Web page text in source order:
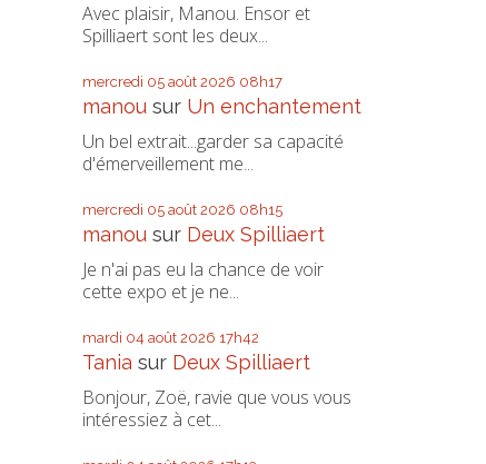
Avec plaisir, Manou. Ensor et
Spilliaert sont les deux...
mercredi 05 août 2026 08h17
manousur Un enchantement
Un bel extrait...garder sa capacité
d'émerveillement me...
mercredi 05 août 2026 08h15
manousur Deux Spilliaert
Je n'ai pas eu la chance de voir
cette expo et je ne...
mardi 04 août 2026 17h42
Tania sur Deux Spilliaert
Bonjour, Zoë, ravie que vous vous
intéressiez à cet...